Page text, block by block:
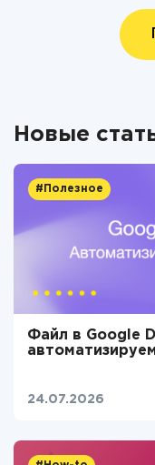
Новые
#Полезное
Файл в Google
24.07.2026